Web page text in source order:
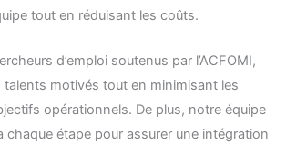
tout en réduisant les coûts.
d’emploi soutenus par l’ACFOMI,
motivés tout en minimisant les
opérationnels. De plus, notre équipe
chaque étape pour assurer une intégration